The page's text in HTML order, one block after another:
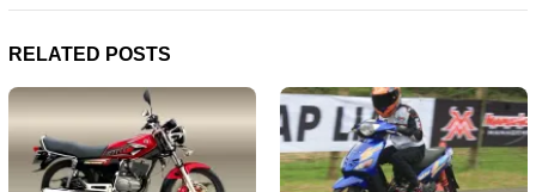
RELATED POSTS